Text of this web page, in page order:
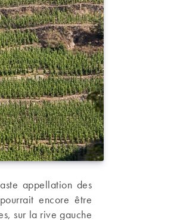
appellation des
encore être
sur la rive gauche